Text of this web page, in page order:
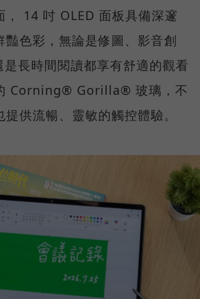
， 14 吋 OLED 面板具備深邃
豔色彩，無論是修圖、影音創
長時間閱讀都享有舒適的觀看
Corning® Gorilla® 玻璃，不
供流暢、靈敏的觸控體驗。